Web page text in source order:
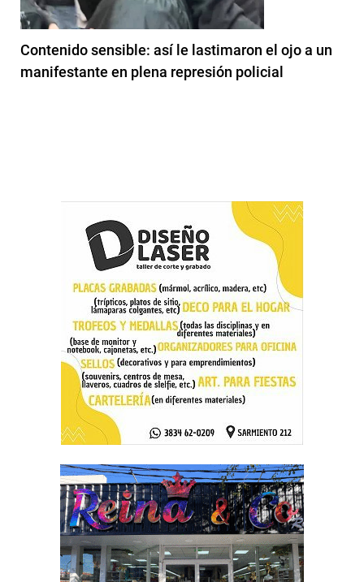
Contenido sensible: así le lastimaron el ojo a un
manifestante en plena represión policial